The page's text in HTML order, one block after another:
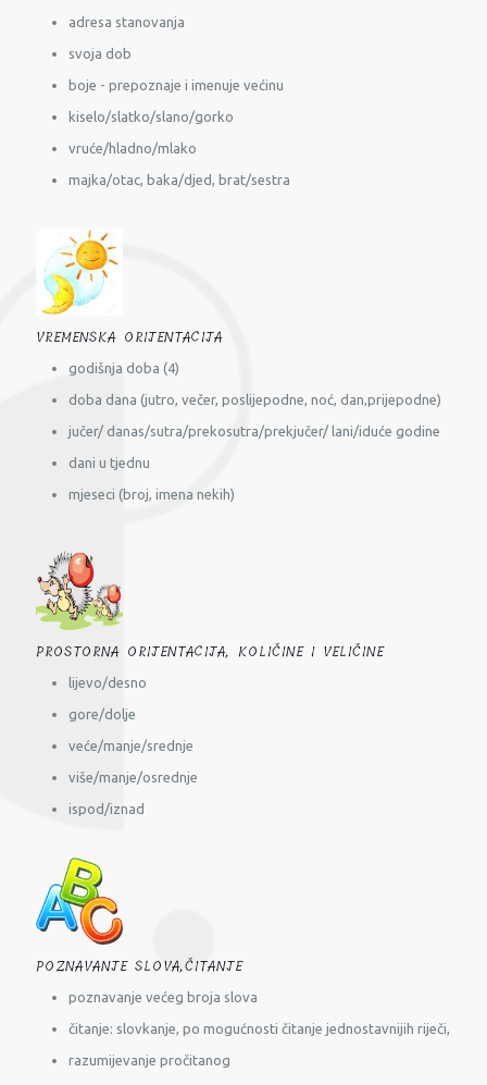
adresa stanovanja
svoja dob
boje - prepoznaje i imenuje većinu
kiselo/slatko/slano/gorko
vruće/hladno/mlako
majka/otac, baka/djed, brat/sestra
VREMENSKA ORIJENTACIJA
godišnja doba (4)
doba dana (jutro, večer, poslijepodne, noć, dan,prijepodne)
jučer/ danas/sutra/prekosutra/prekjučer/ lani/iduće godine
dani u tjednu
mjeseci (broj, imena nekih)
PROSTORNA ORIJENTACIJA, KOLIČINE I VELIČINE
lijevo/desno
gore/dolje
veće/manje/srednje
više/manje/osrednje
ispod/iznad
POZNAVANJE SLOVA,ČITANJE
poznavanje većeg broja slova
čitanje: slovkanje, po mogućnosti čitanje jednostavnijih riječi,
razumijevanje pročitanog